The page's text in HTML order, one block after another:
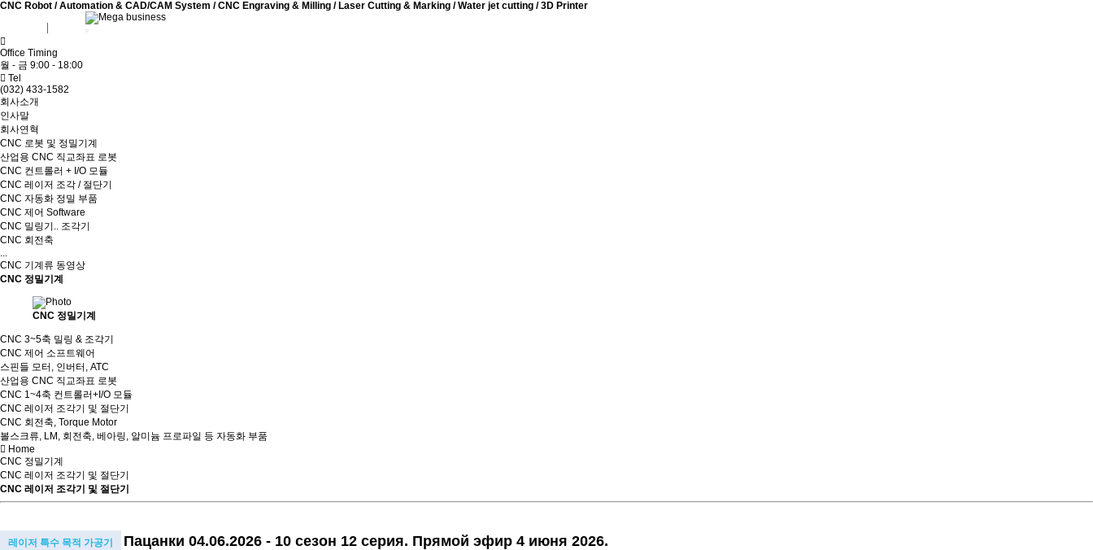
CNC Robot / Automation & CAD/CAM System / CNC Engraving & Milling / Laser Cutting & Marking / Water jet cutting / 3D Printer
Office Timing
월 - 금 9:00 - 18:00
Tel
(032) 433-1582
회사소개
인사말
회사연혁
CNC 로봇 및 정밀기계
산업용 CNC 직교좌표 로봇
CNC 컨트롤러 + I/O 모듈
CNC 레이저 조각 / 절단기
CNC 자동화 정밀 부품
CNC 제어 Software
CNC 밀링기.. 조각기
CNC 회전축
...
CNC 기계류 동영상
CNC 정밀기계
CNC 정밀기계
CNC 3~5축 밀링 & 조각기
CNC 제어 소프트웨어
스핀들 모터, 인버터, ATC
산업용 CNC 직교좌표 로봇
CNC 1~4축 컨트롤러+I/O 모듈
CNC 레이저 조각기 및 절단기
CNC 회전축, Torque Motor
볼스크류, LM, 회전축, 베아링, 알미늄 프로파일 등 자동화 부품
Home
CNC 정밀기계
CNC 레이저 조각기 및 절단기
CNC 레이저 조각기 및 절단기
레이저 특수 목적 가공기 Пацанки 04.06.2026 - 10 сезон 12 серия. Прямой эфир 4 июня 2026.